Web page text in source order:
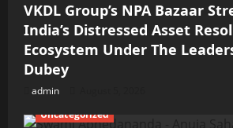
VKDL Group’s NPA Bazaar
India’s Distressed Asset
Ecosystem Under The
Dubey
admin
Uncategorized